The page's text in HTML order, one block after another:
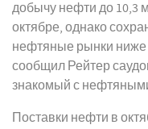
добычу нефти до 10,3
октябре, однако
нефтяные рынки
сообщил Рейтер
знакомый с
Поставки нефти в